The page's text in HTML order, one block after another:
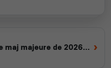
maj majeure de 2026
›